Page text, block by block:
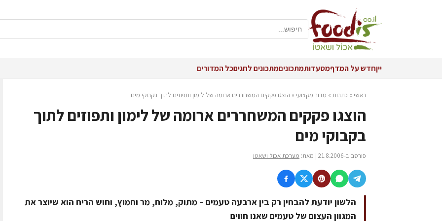
ייןחדש על המדףמסעדותמתכוניםמתכונים לחגיםכל המדורים
ראשי » כתבות » מדור מקצועי » הוצגו פקקים המשחררים ארומה של לימון ותפוזים לתוך בקבוקי מים
הוצגו פקקים המשחררים ארומה של לימון ותפוזים לתוך
בקבוקי מים
פורסם ב-21.8.2006 | מאת: מערכת אכול ושאטו
הלשון יודעת להבחין רק בין ארבעה טעמים – מתוק, מלוח, מר וחמוץ, וחוש הריח הוא שיוצר את
המגוון העצום של טעמים שאנו חווים